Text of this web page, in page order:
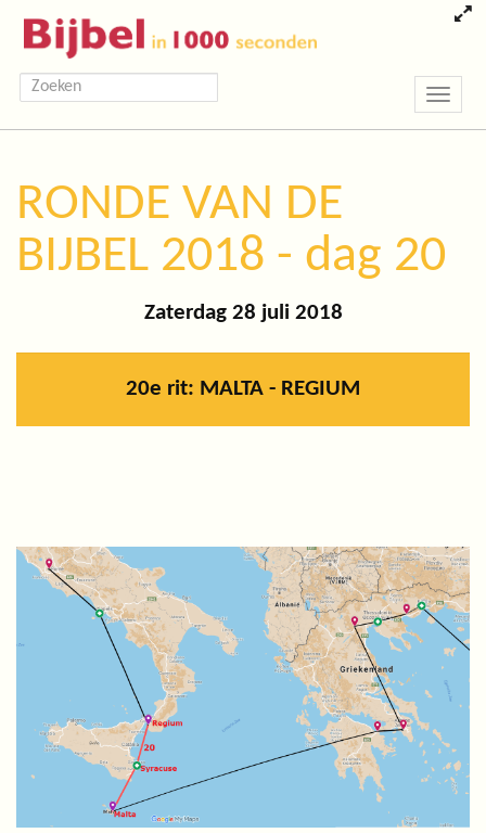
Toggle
RONDE VAN DE
BIJBEL 2018 - dag 20
Zaterdag 28 juli 2018
20e rit: MALTA - REGIUM